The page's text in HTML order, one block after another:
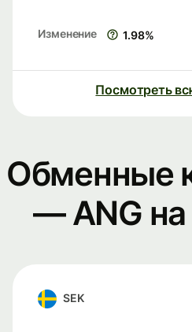
Изменение 1.98%
Посмотреть
Обменные
— ANG на
SEK